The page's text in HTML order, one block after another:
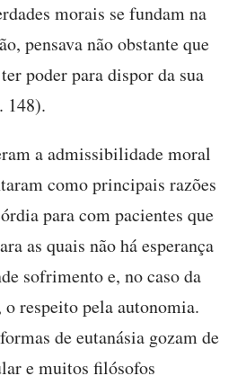
morais se fundam na
pensava não obstante que
poder para dispor da sua
148).
a admissibilidade moral
como principais razões
para com pacientes que
as quais não há esperança
sofrimento e, no caso da
respeito pela autonomia.
de eutanásia gozam de
e muitos filósofos